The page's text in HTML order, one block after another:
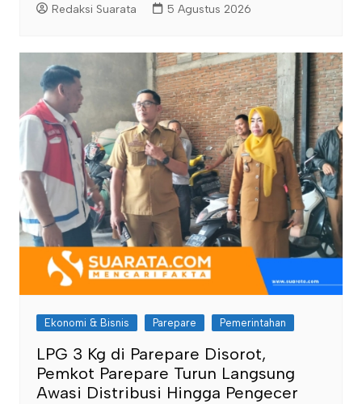
Redaksi Suarata 5 Agustus 2026
Ekonomi & Bisnis Parepare Pemerintahan
LPG 3 Kg di Parepare Disorot,
Pemkot Parepare Turun Langsung
Awasi Distribusi Hingga Pengecer